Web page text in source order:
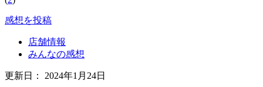
感想を投稿
店舗情報
みんなの感想
更新日： 2024年1月24日